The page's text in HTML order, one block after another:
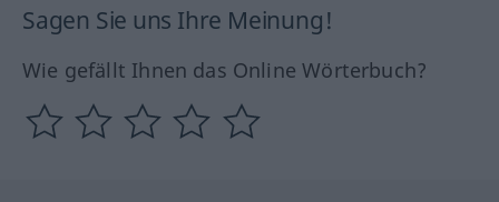
Sagen Sie uns Ihre Meinung!
Wie gefällt Ihnen das Online Wörterbuch?